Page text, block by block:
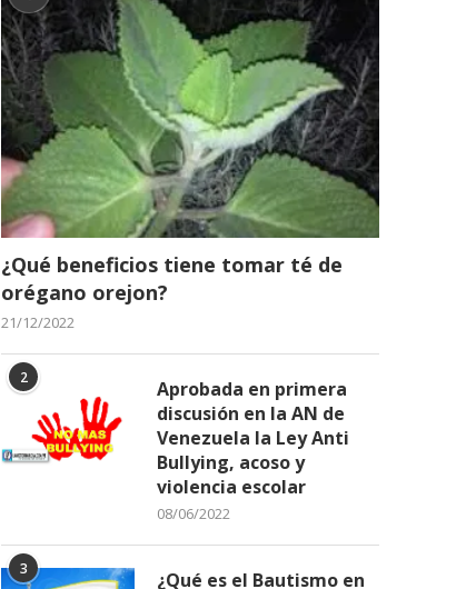
¿Qué beneficios tiene tomar té de
orégano orejon?
21/12/2022
2
Aprobada en primera
discusión en la AN de
Venezuela la Ley Anti
Bullying, acoso y
violencia escolar
08/06/2022
3
¿Qué es el Bautismo en